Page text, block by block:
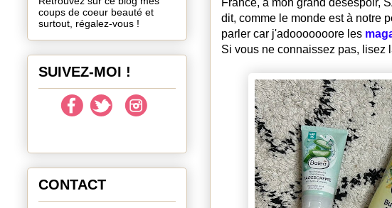
France, à mon grand désespoir,
dit, comme le monde est à notre
parler car j'adooooooore les
Si vous ne connaissez pas, lisez
coups de coeur beauté et
surtout, régalez-vous !
SUIVEZ-MOI !
CONTACT